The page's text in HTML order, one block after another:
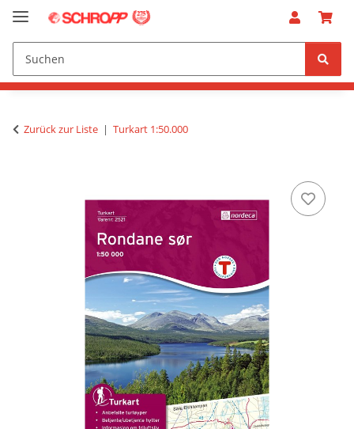
Zurück zur Liste Turkart 1:50.000